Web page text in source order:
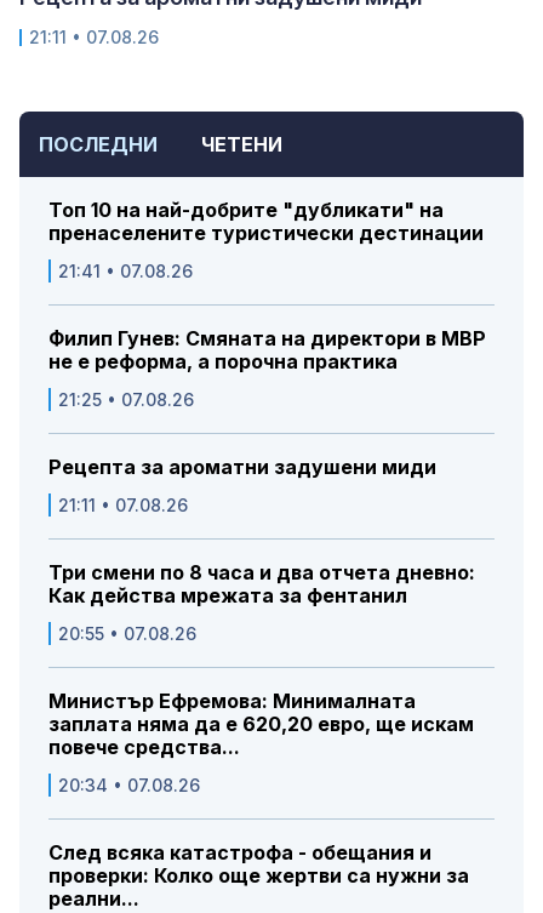
ПОСЛЕДНИ ЧЕТЕНИ
Топ 10 на най-добрите "дубликати" на
пренаселените туристически дестинации
21:41 • 07.08.26
Филип Гунев: Смяната на директори в МВР
не е реформа, а порочна практика
21:25 • 07.08.26
Рецепта за ароматни задушени миди
21:11 • 07.08.26
Три смени по 8 часа и два отчета дневно:
Как действа мрежата за фентанил
20:55 • 07.08.26
Министър Ефремова: Минималната
заплата няма да е 620,20 евро, ще искам
повече средства...
20:34 • 07.08.26
След всяка катастрофа - обещания и
проверки: Колко още жертви са нужни за
реални...
21:11 • 07.08.26